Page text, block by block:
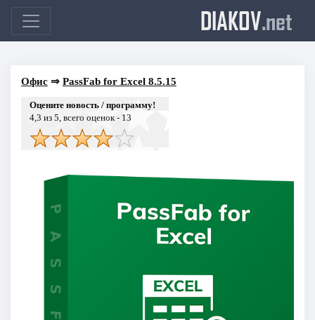
DIAKOV.net
Офис⇒ PassFab for Excel 8.5.15
Оцените новость / программу!
4,3 из 5, всего оценок - 13